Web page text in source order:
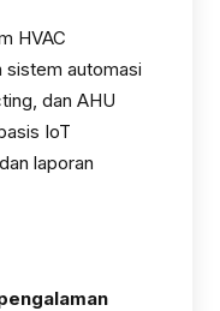
HVAC
sistem automasi
dan AHU
IoT
laporan